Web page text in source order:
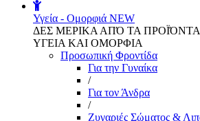
Υγεία - Ομορφιά NEW
ΔΕΣ ΜΕΡΙΚΑ ΑΠΌ ΤΑ
ΥΓΕΙΑ ΚΑΙ ΟΜΟΡΦΙΑ
Προσωπική Φροντίδα
Για την Γυναίκα
/
Για τον Άνδρα
/
Ζυγαριές Σώματος &